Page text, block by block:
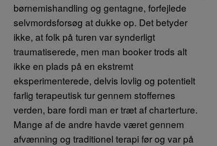
børnemishandling og gentagne, forfejlede
selvmordsforsøg at dukke op. Det betyder
ikke, at folk på turen var synderligt
traumatiserede, men man booker trods alt
ikke en plads på en ekstremt
eksperimenterede, delvis lovlig og potentielt
farlig terapeutisk tur gennem stoffernes
verden, bare fordi man er træt af charterture.
Mange af de andre havde været gennem
afvænning og traditionel terapi før og var på